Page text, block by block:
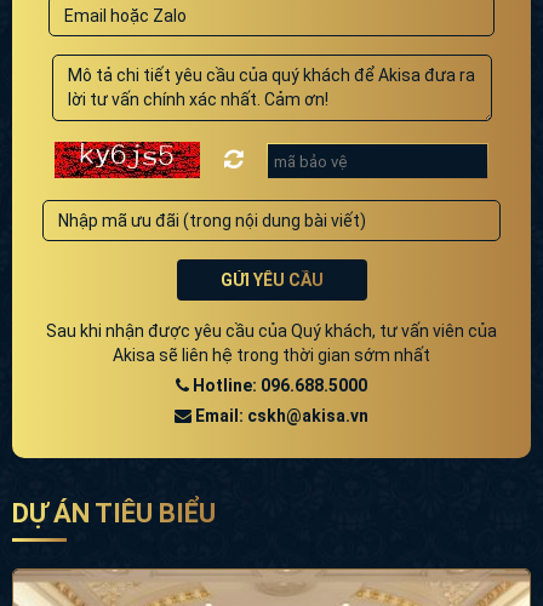
GỬI YÊU CẦU
Sau khi nhận được yêu cầu của Quý khách, tư vấn viên của
Akisa sẽ liên hệ trong thời gian sớm nhất
Hotline: 096.688.5000
Email: cskh@akisa.vn
DỰ ÁN TIÊU BIỂU